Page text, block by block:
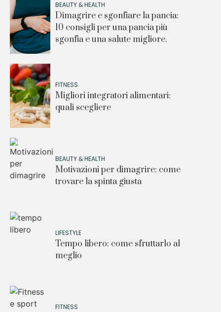
BEAUTY & HEALTH
Dimagrire e sgonfiare la pancia:
10 consigli per una pancia più
sgonfia e una salute migliore.
FITNESS
Migliori integratori alimentari:
quali scegliere
BEAUTY & HEALTH
Motivazioni per dimagrire: come
trovare la spinta giusta
LIFESTYLE
Tempo libero: come sfruttarlo al
meglio
FITNESS